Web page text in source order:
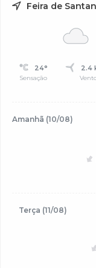
Feira de
24°
Sensação
2.4
Amanhã (10/08)
Terça (11/08)